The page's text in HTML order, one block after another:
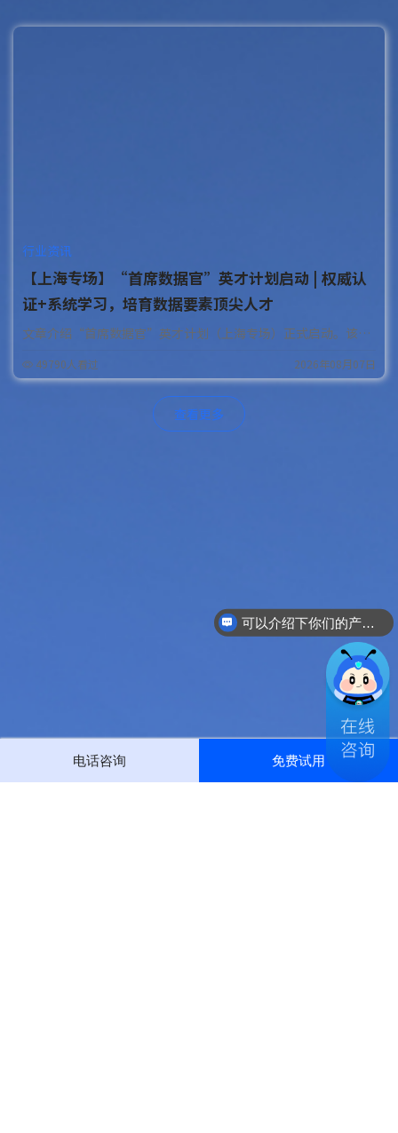
行业资讯
【上海专场】“首席数据官”英才计划启动 | 权威认
证+系统学习，培育数据要素顶尖人才
文章介绍“首席数据官”英才计划（上海专场）正式启动。该培训响应国家鼓励企事业单位设立首席数据官的政策指引，由数据宝与国家知识产权运营（上海）...
49790人看过 2026年08月07日
查看更多
电话咨询 免费试用
可以介绍下你们的产品么？
你们是怎么收费的呢？